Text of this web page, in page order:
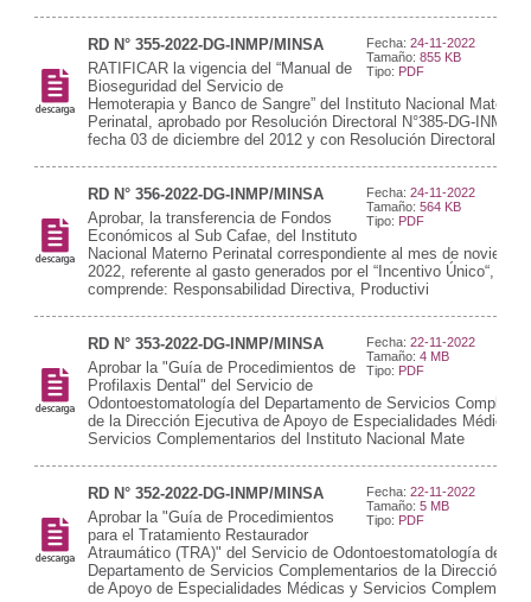
Fecha:24-11-2022
Tamaño:855 KB
Tipo: PDF
RD N° 355-2022-DG-INMP/MINSA
RATIFICAR la vigencia del “Manual de
Bioseguridad del Servicio de
Hemoterapia y Banco de Sangre” del Instituto Nacional Materno
Perinatal, aprobado por Resolución Directoral N°385-DG-INMP-
fecha 03 de diciembre del 2012 y con Resolución Directoral N°
Fecha:24-11-2022
Tamaño:564 KB
Tipo: PDF
RD N° 356-2022-DG-INMP/MINSA
Aprobar, la transferencia de Fondos
Económicos al Sub Cafae, del Instituto
Nacional Materno Perinatal correspondiente al mes de
2022, referente al gasto generados por el “Incentivo Único“, que
comprende: Responsabilidad Directiva, Productivi
Fecha:22-11-2022
Tamaño:4 MB
Tipo: PDF
RD N° 353-2022-DG-INMP/MINSA
Aprobar la "Guía de Procedimientos de
Profilaxis Dental" del Servicio de
Odontoestomatología del Departamento de Servicios
de la Dirección Ejecutiva de Apoyo de Especialidades Médicas
Servicios Complementarios del Instituto Nacional Mate
Fecha:22-11-2022
Tamaño:5 MB
Tipo: PDF
RD N° 352-2022-DG-INMP/MINSA
Aprobar la "Guía de Procedimientos
para el Tratamiento Restaurador
Atraumático (TRA)" del Servicio de Odontoestomatología del
Departamento de Servicios Complementarios de la Dirección
de Apoyo de Especialidades Médicas y Servicios